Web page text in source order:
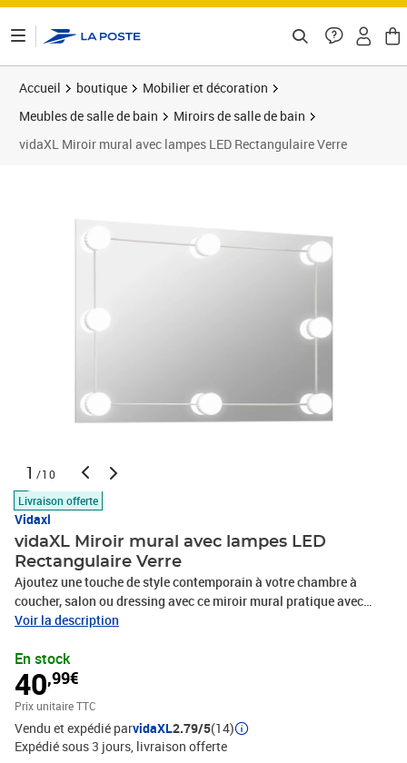
Accueil boutique
Mobilier et décoration
Meubles de salle de bain
Miroirs de salle de bain
vidaXL Miroir mural avec lampes LED Rectangulaire Verre
1 /10
Livraison offerte
Vidaxl
vidaXL Miroir mural avec lampes LED
Rectangulaire Verre
Ajoutez une touche de style contemporain à votre chambre à
coucher, salon ou dressing avec ce miroir mural pratique avec
lampes LED ! Le bord du miroir est moulu pour lui donner un
les disposer dans un motif décoratif. La lampe de miroir de
maquillage autocollante dispose de différents modes de couleur
pour répondre à vos besoins en fonction de la situation. En raison
de la distance libre entre deux lampes, le câble supplémentaire
peut être caché en enroulant le fil autour du fond de l'ampoule
pour obtenir le meilleur effet de bricolage et garder votre miroir
Voir la description
En stock
40,99€
Prix unitaire TTC
Vendu et expédié parvidaXL2.79/5(14)
Expédié sous 3 jours livraison offerte